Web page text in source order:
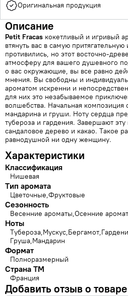
Оригинальная продукция
Описание
Petit Fracas кокетливый и игривый
втянуть вас в самую
противились, но этот восточно-
атмосферу для вашего душевного
о вас окружающие, вы все равно
мнения. Вы свободны и
ароматом искренни и
для них это незабываемое
волшебства. Начальная композиция
мандарина и груши. Ноту сердца
тубероза и гардения. Завершают
сандаловое дерево и какао. Такое
равнодушной ни одну женщину.
Характеристики
Классификация
Нишевая
Тип аромата
Цветочные Фруктовые
Сезонность
Весенние ароматы Осенние
Ноты
Тубероза Мускус Бергамот
Груша Мандарин
Формат
Полноразмерный
Страна ТМ
Франция
Добавить отзыв о товаре